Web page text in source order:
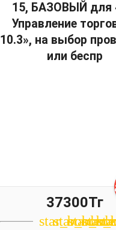
15, БАЗОВЫЙ для
Управление
10.3», на выбор
или беспр
37300Тг
star_border